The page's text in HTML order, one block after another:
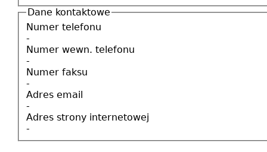
Dane kontaktowe
Numer telefonu
-
Numer wewn. telefonu
-
Numer faksu
-
Adres email
-
Adres strony internetowej
-